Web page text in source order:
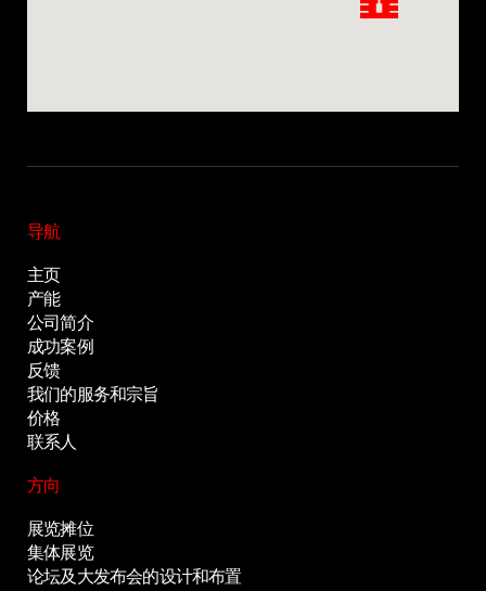
导航
主页
产能
公司简介
成功案例
反馈
我们的服务和宗旨
价格
联系人
方向
展览摊位
集体展览
论坛及大发布会的设计和布置